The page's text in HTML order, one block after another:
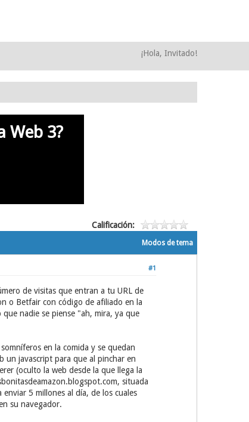
¡Hola, Invitado!
Web 3?
Calificación:
Modos de tema
#1
de visitas que entran a tu URL de
o Betfair con código de afiliado en la
nadie se piense "ah, mira, ya que
en la comida y se quedan
un javascript para que al pinchar en
(oculto la web desde la que llega la
situada
5 millones al día, de los cuales
su navegador.